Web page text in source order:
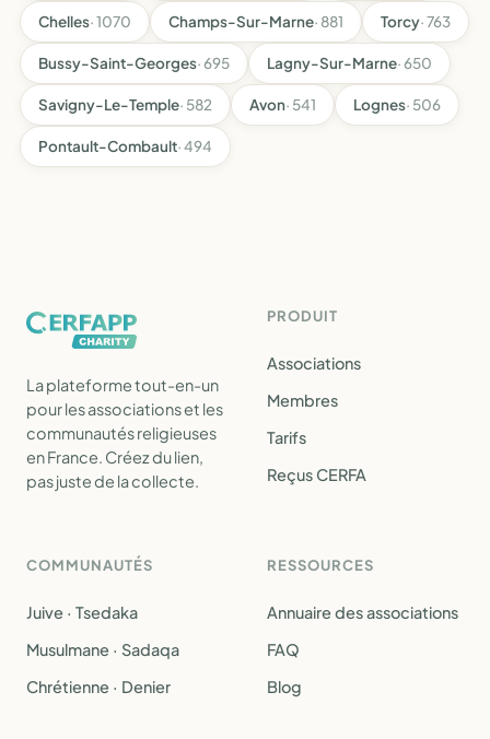
Chelles· 1070 Champs-Sur-Marne· 881 Torcy· 763
Bussy-Saint-Georges· 695 Lagny-Sur-Marne· 650
Savigny-Le-Temple· 582 Avon· 541 Lognes· 506
Pontault-Combault· 494
La plateforme tout-en-un
pour les associations et les
communautés religieuses
en France. Créez du lien,
pas juste de la collecte.
PRODUIT
Associations
Membres
Tarifs
Reçus CERFA
COMMUNAUTÉS
Juive · Tsedaka
Musulmane · Sadaqa
Chrétienne · Denier
RESSOURCES
Annuaire des associations
FAQ
Blog